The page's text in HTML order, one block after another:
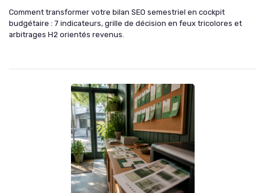
Comment transformer votre bilan SEO semestriel en cockpit
budgétaire : 7 indicateurs, grille de décision en feux tricolores et
arbitrages H2 orientés revenus.